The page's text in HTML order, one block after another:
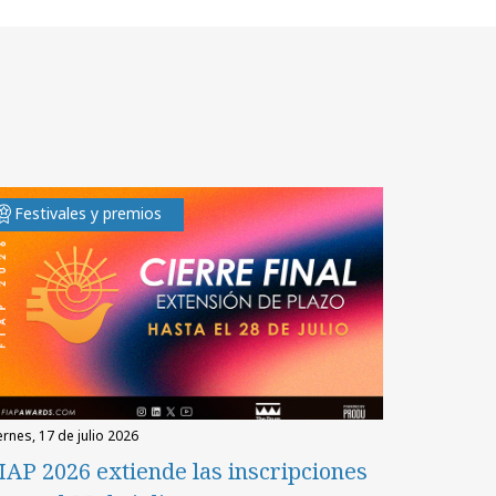
Festivales y premios
17 de julio 2026
2026 extiende las inscripciones